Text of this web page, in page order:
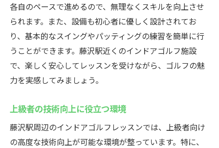
初心者向けのシミュレーター活用法
上級者におすすめの練習プログラム
快適な施設でゴルフスキルを向上
天候に左右されないゴルフレッスン藤沢駅周辺
のインドア施設を比較
選ぶべき施設のポイント
天候不問の練習の利点
初心者におすすめの施設
各自のペースで進めるので、無理なくスキルを向上させ
られます。また、設備も初心者に優しく設計されてお
り、基本的なスイングやパッティングの練習を簡単に行
うことができます。藤沢駅近くのインドアゴルフ施設
で、楽しく安心してレッスンを受けながら、ゴルフの魅
力を実感してみましょう。
上級者の技術向上に役立つ環境
藤沢駅周辺のインドアゴルフレッスンでは、上級者向け
の高度な技術向上が可能な環境が整っています。特に、